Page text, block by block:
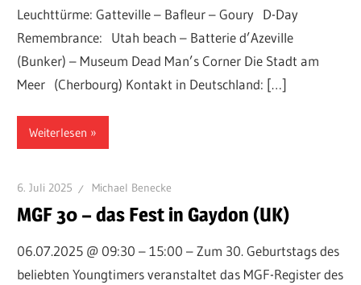
Leuchttürme: Gatteville – Bafleur – Goury D-Day
Remembrance: Utah beach – Batterie d’Azeville
(Bunker) – Museum Dead Man’s Corner Die Stadt am
Meer (Cherbourg) Kontakt in Deutschland: […]
Weiterlesen
6. Juli 2025 Michael Benecke
MGF 30 – das Fest in Gaydon (UK)
06.07.2025 @ 09:30 – 15:00 – Zum 30. Geburtstags des
beliebten Youngtimers veranstaltet das MGF-Register des